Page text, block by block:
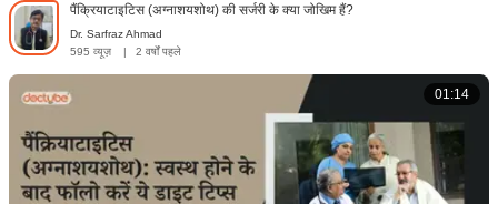
पैंक्रियाटाइटिस (अग्नाशयशोथ) की सर्जरी के क्या जोखिम हैं?
Dr. Sarfraz Ahmad
595 व्यूज़
| 2 वर्षों पहले
01:14